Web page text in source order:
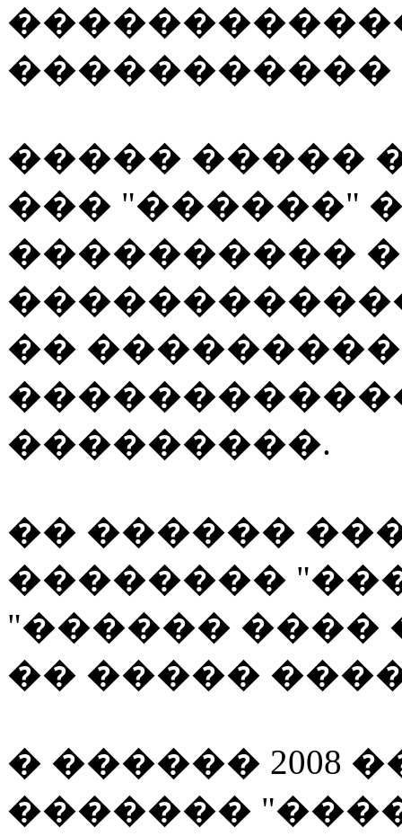
�����������
����� �����
��� "������"
����������
��
���������.
�� ������
��������
"������
�� �����
� ������ 2008
�������